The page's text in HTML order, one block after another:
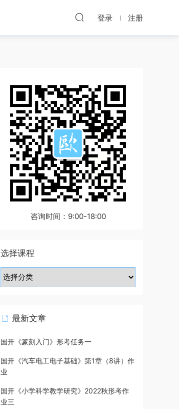
登录 注册
咨询时间：9:00-18:00
选择课程
最新文章
国开《篆刻入门》形考任务一
国开《汽车电工电子基础》第1章（8讲）作
业
国开《小学科学教学研究》2022秋形考作
业三